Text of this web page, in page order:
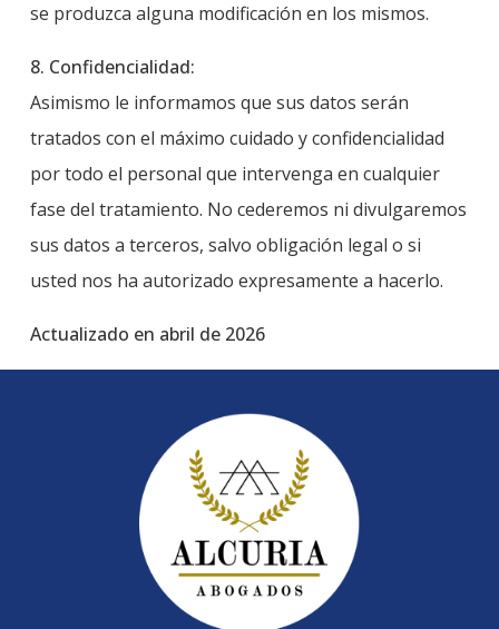
se produzca alguna modificación en los mismos.
8. Confidencialidad:
Asimismo le informamos que sus datos serán
tratados con el máximo cuidado y confidencialidad
por todo el personal que intervenga en cualquier
fase del tratamiento. No cederemos ni divulgaremos
sus datos a terceros, salvo obligación legal o si
usted nos ha autorizado expresamente a hacerlo.
Actualizado en abril de 2026